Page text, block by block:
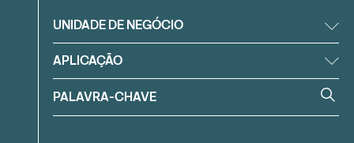
UNIDADE DE NEGÓCIO
APLICAÇÃO